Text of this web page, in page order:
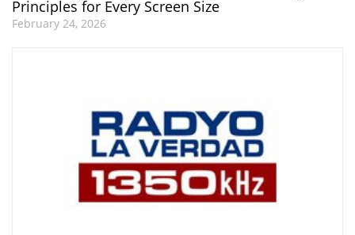
Principles for Every Screen Size
February 24, 2026